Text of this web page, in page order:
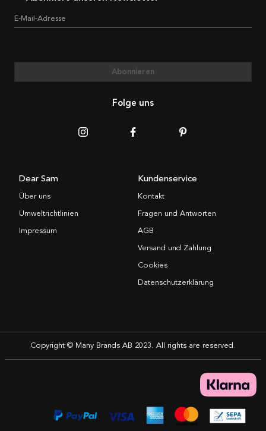
E-Mail-Adresse
Abonnieren
Folge uns
Dear Sam
Über uns
Umweltrichtlinien
Impressum
Kundenservice
Kontakt
Fragen und Antworten
AGB
Versand und Zahlung
Cookies
Datenschutzerklärung
Copyright © Many Brands AB 2023. All rights are reserved.